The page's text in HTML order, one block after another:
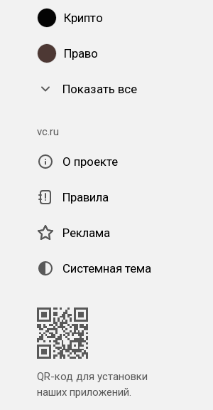
Крипто
Право
Показать все
vc.ru
О проекте
Правила
Реклама
Системная тема
QR-код для установки
наших приложений.